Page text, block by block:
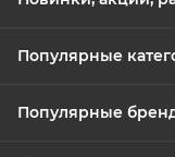
Популярные
Популярные